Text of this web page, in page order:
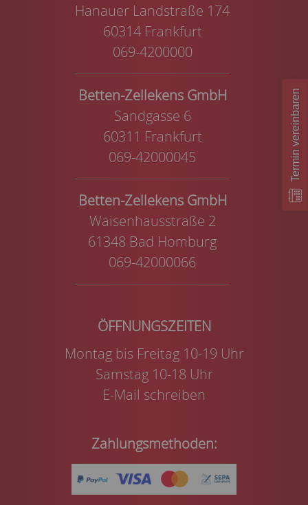
Hanauer Landstraße 174
60314 Frankfurt
069-4200000
Betten-Zellekens GmbH
Sandgasse 6
60311 Frankfurt
069-42000045
Betten-Zellekens GmbH
Waisenhausstraße 2
61348 Bad Homburg
069-42000066
Montag bis Freitag 10-19 Uhr
Samstag 10-18 Uhr
E-Mail schreiben
Zahlungsmethoden:
Termin vereinbaren